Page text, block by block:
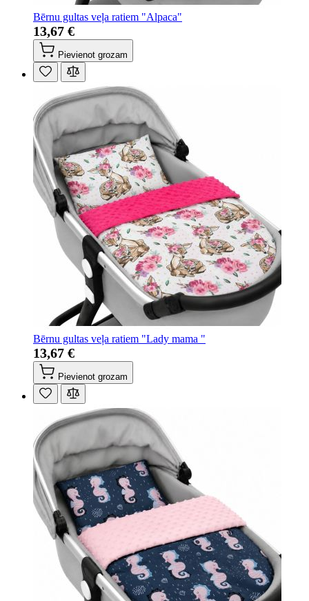
Bērnu gultas veļa ratiem "Alpaca"
13,67 €
Pievienot grozam
Bērnu gultas veļa ratiem "Lady mama "
13,67 €
Pievienot grozam